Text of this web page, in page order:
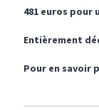
481 euros pour
Entièrement
Pour en savoir